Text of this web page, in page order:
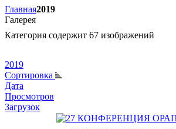
Главная2019
Галерея
Категория содержит 67 изображений
2019
Сортировка
Дата
Просмотров
Загрузок